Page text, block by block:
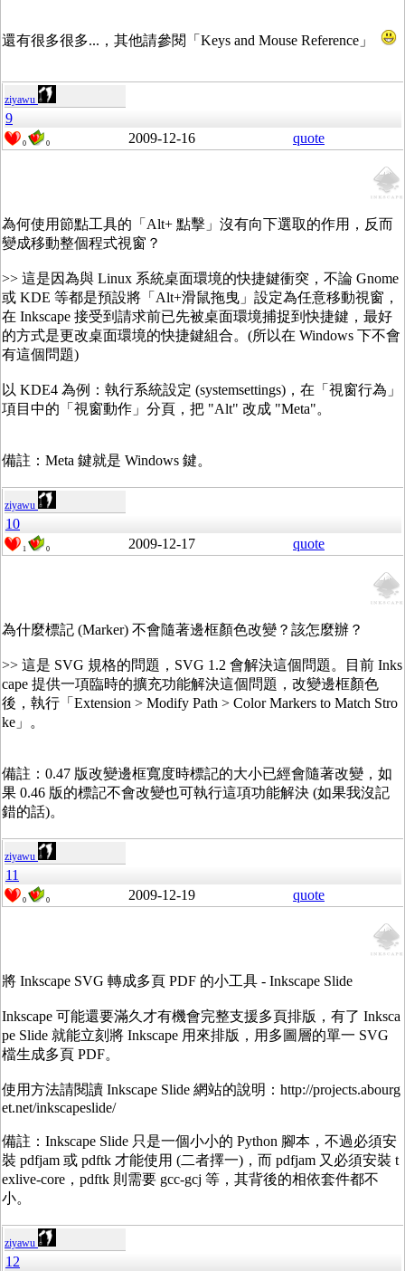
還有很多很多...，其他請參閱「Keys and Mouse Reference」
ziyawu
9
0 0 2009-12-16 quote
為何使用節點工具的「Alt+ 點擊」沒有向下選取的作用，反而
變成移動整個程式視窗？
>> 這是因為與 Linux 系統桌面環境的快捷鍵衝突，不論 Gnome
或 KDE 等都是預設將「Alt+滑鼠拖曳」設定為任意移動視窗，
在 Inkscape 接受到請求前已先被桌面環境捕捉到快捷鍵，最好
的方式是更改桌面環境的快捷鍵組合。(所以在 Windows 下不會
有這個問題)
以 KDE4 為例：執行系統設定 (systemsettings)，在「視窗行為」
項目中的「視窗動作」分頁，把 "Alt" 改成 "Meta"。
備註：Meta 鍵就是 Windows 鍵。
ziyawu
10
1 0 2009-12-17 quote
為什麼標記 (Marker) 不會隨著邊框顏色改變？該怎麼辦？
>> 這是 SVG 規格的問題，SVG 1.2 會解決這個問題。目前 Inks
cape 提供一項臨時的擴充功能解決這個問題，改變邊框顏色
後，執行「Extension > Modify Path > Color Markers to Match Stro
ke」。
備註：0.47 版改變邊框寬度時標記的大小已經會隨著改變，如
果 0.46 版的標記不會改變也可執行這項功能解決 (如果我沒記
錯的話)。
ziyawu
11
0 0 2009-12-19 quote
將 Inkscape SVG 轉成多頁 PDF 的小工具 - Inkscape Slide
Inkscape 可能還要滿久才有機會完整支援多頁排版，有了 Inksca
pe Slide 就能立刻將 Inkscape 用來排版，用多圖層的單一 SVG
檔生成多頁 PDF。
使用方法請閱讀 Inkscape Slide 網站的說明：http://projects.abourg
et.net/inkscapeslide/
備註：Inkscape Slide 只是一個小小的 Python 腳本，不過必須安
裝 pdfjam 或 pdftk 才能使用 (二者擇一)，而 pdfjam 又必須安裝 t
exlive-core，pdftk 則需要 gcc-gcj 等，其背後的相依套件都不
小。
ziyawu
12